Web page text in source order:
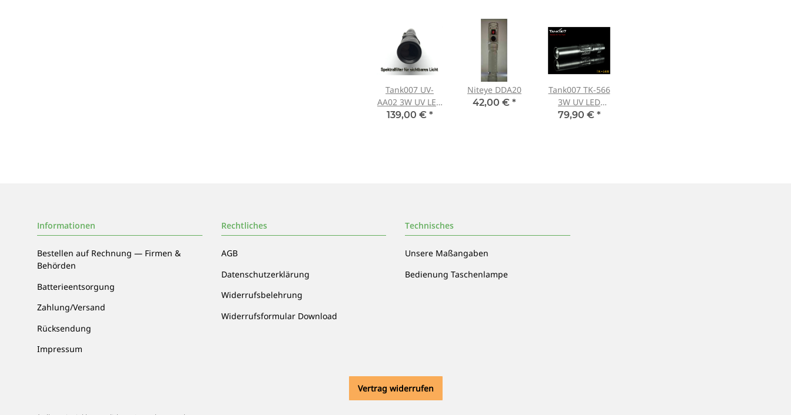
Tank007 UV-
AA02 3W UV LED
365nm mit
139,00 € *
Niteye DDA20
42,00 € *
Tank007 TK-566
3W UV LED
365nm! +
79,90 € *
Informationen
Bestellen auf Rechnung — Firmen &
Behörden
Batterieentsorgung
Zahlung/Versand
Rücksendung
Impressum
Rechtliches
AGB
Datenschutzerklärung
Widerrufsbelehrung
Widerrufsformular Download
Technisches
Unsere Maßangaben
Bedienung Taschenlampe
Vertrag widerrufen